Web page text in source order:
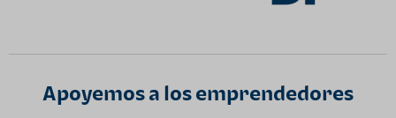
Apoyemos a los emprendedores​